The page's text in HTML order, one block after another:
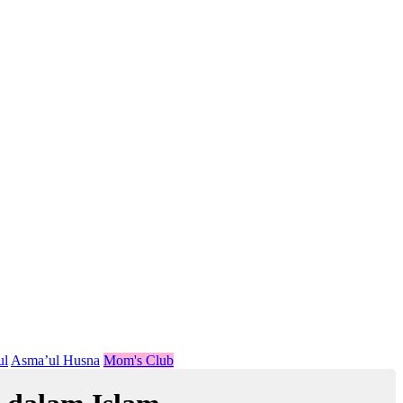
Asma’ul Husna Mom's Club